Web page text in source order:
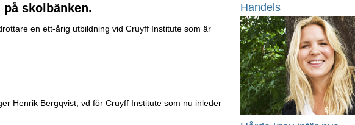
skolbänken.
en ett-årig utbildning vid Cruyff Institute som är
Henrik Bergqvist, vd för Cruyff Institute som nu inleder
Handels